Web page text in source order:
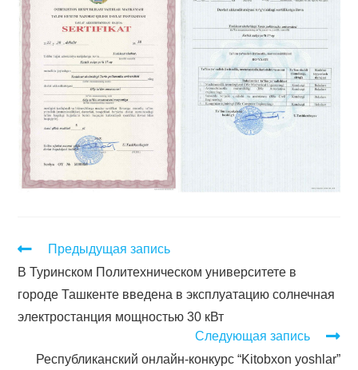
Предыдущая запись
В Туринском Политехническом университете в
городе Ташкенте введена в эксплуатацию солнечная
электростанция мощностью 30 кВт
Следующая запись
Республиканский онлайн-конкурс “Kitobxon yoshlar”